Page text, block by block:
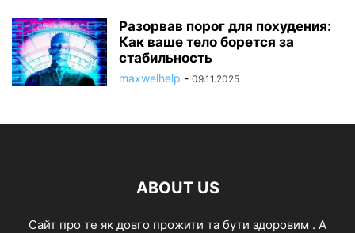
Разорвав порог для похудения:
Как ваше тело борется за
стабильность
maxwelhelp - 09.11.2025
ABOUT US
Cайт про те як довго прожити та бути здоровим . А